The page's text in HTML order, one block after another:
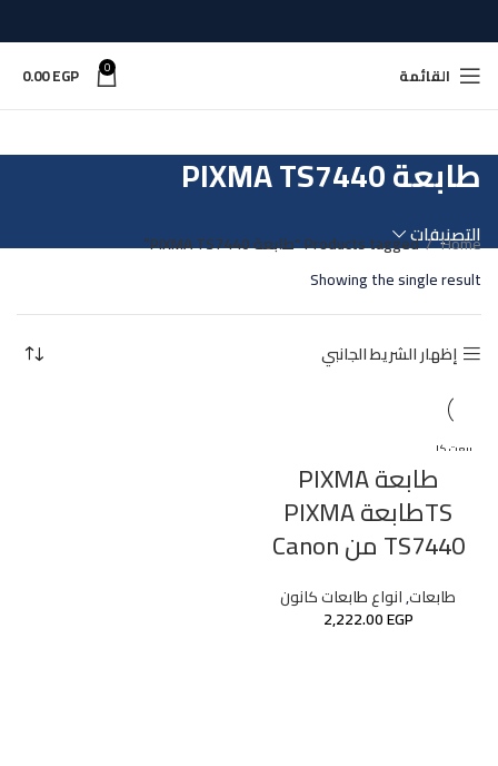
القائمة 0
0.00EGP
طابعة PIXMA TS7440
التصنيفات
Home
Products tagged “طابعة PIXMA TS7440”
Showing the single result
إظهار الشريط الجانبي
بيعت كل
طابعة PIXMA
TSطابعة PIXMA
TS7440 من Canon
طابعات,انواع طابعات كانون
2,222.00EGP